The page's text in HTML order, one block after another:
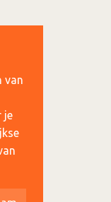
van
je